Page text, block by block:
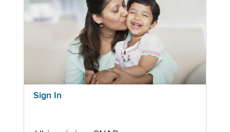
Sign In